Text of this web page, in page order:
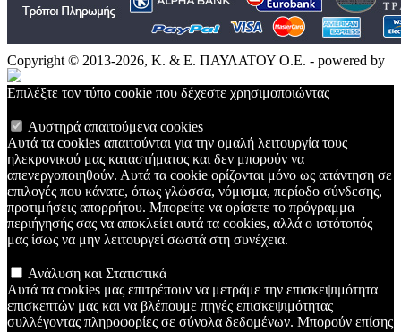
Copyright © 2013-2026, Κ. & Ε. ΠΑΥΛΑΤΟΥ Ο.Ε. - powered by
Επιλέξτε τον τύπο cookie που δέχεστε χρησιμοποιώντας
Αυστηρά απαιτούμενα cookies
Αυτά τα cookies απαιτούνται για την ομαλή λειτουργία τους
ηλεκρονικού μας καταστήματος και δεν μπορούν να
απενεργοποιηθούν. Αυτά τα cookie ορίζονται μόνο ως απάντηση σε
επιλογές που κάνατε, όπως γλώσσα, νόμισμα, περίοδο σύνδεσης,
προτιμήσεις απορρήτου. Μπορείτε να ορίσετε το πρόγραμμα
περιήγησής σας να αποκλείει αυτά τα cookies, αλλά ο ιστότοπός
μας ίσως να μην λειτουργεί σωστά στη συνέχεια.
Ανάλυση και Στατιστικά
Αυτά τα cookies μας επιτρέπουν να μετράμε την επισκεψιμότητα
επισκεπτών μας και να βλέπουμε πηγές επισκεψιμότητας
συλλέγοντας πληροφορίες σε σύνολα δεδομένων. Μπορούν επίσης